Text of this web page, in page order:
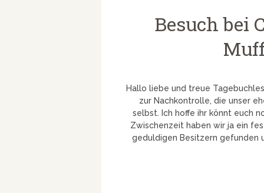
Besuch bei
Hallo liebe und treue
zur Nachkontrolle, die unser
selbst. Ich hoffe ihr könnt euch
Zwischenzeit haben wir ja ein
geduldigen Besitzern gefunden